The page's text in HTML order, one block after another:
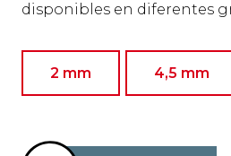
disponibles en diferentes
2 mm 4,5 mm